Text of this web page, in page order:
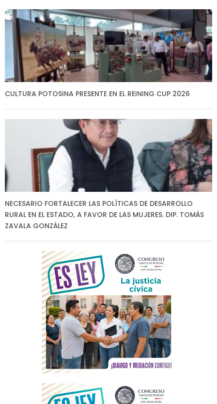
CULTURA POTOSINA PRESENTE EN EL REINING CUP 2026
NECESARIO FORTALECER LAS POLÍTICAS DE DESARROLLO
RURAL EN EL ESTADO, A FAVOR DE LAS MUJERES. DIP. TOMÁS
ZAVALA GONZÁLEZ